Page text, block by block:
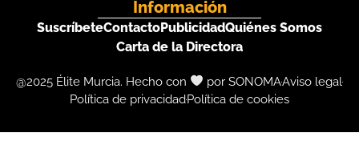
Información
SuscríbeteContactoPublicidadQuiénes Somos
Carta de la Directora
@2025 Élite Murcia. Hecho con por SONOMAAviso legal
Política de privacidadPolítica de cookies